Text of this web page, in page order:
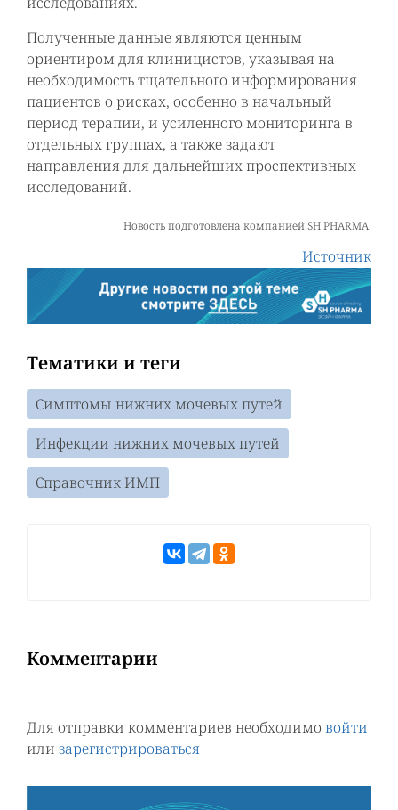
Полученные данные являются ценным
ориентиром для клиницистов, указывая на
необходимость тщательного информирования
пациентов о рисках, особенно в начальный
период терапии, и усиленного мониторинга в
отдельных группах, а также задают
направления для дальнейших проспективных
исследований.
Новость подготовлена компаниейSH PHARMA.
Источник
Тематики и теги
Симптомы нижних мочевых путей
Инфекции нижних мочевых путей
Справочник ИМП
Комментарии
Для отправки комментариев необходимо войти
или зарегистрироваться